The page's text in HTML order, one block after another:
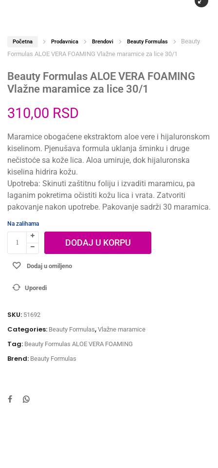
Početna Prodavnica Brendovi Beauty Formulas
Beauty
Formulas ALOE VERA FOAMING Vlažne maramice za lice 30/1
Beauty Formulas ALOE VERA FOAMING
Vlažne maramice za lice 30/1
310,00 RSD
Maramice obogaćene ekstraktom aloe vere i hijaluronskom
kiselinom. Pjenušava formula uklanja šminku i druge
nečistoće sa kože lica. Aloa umiruje, dok hijaluronska
kiselina hidrira kožu.
Upotreba: Skinuti zaštitnu foliju i izvaditi maramicu, pa
laganim pokretima očistiti kožu lica i vrata. Zatvoriti
pakovanje nakon upotrebe. Pakovanje sadrži 30 maramica.
Na zalihama
DODAJ U KORPU
Dodaj u omiljeno
Uporedi
SKU: 51692
Categories: Beauty Formulas, Vlažne maramice
Tag: Beauty Formulas ALOE VERA FOAMING
Brend: Beauty Formulas